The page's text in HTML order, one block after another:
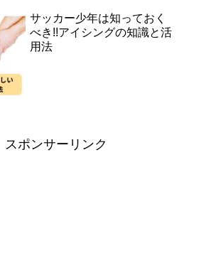
サッカー少年は知っておく
べき!!アイシングの知識と活
用法
スポンサーリンク